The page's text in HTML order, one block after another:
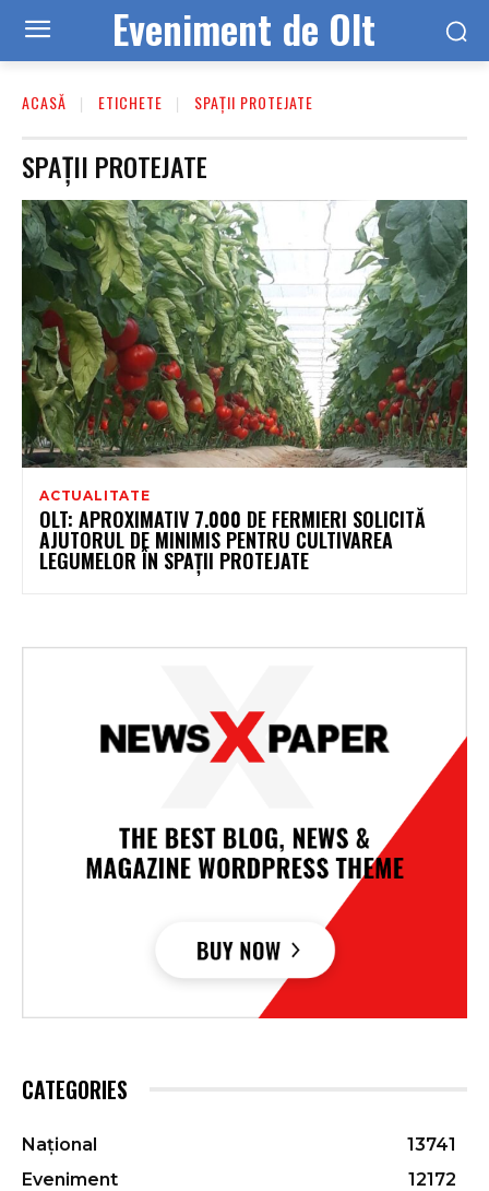
Eveniment de Olt
ACASĂ ETICHETE SPAŢII PROTEJATE
SPAŢII PROTEJATE
ACTUALITATE
OLT: APROXIMATIV 7.000 DE FERMIERI SOLICITĂ
AJUTORUL DE MINIMIS PENTRU CULTIVAREA
LEGUMELOR ÎN SPAŢII PROTEJATE
CATEGORIES
Național
13741
Eveniment
12172